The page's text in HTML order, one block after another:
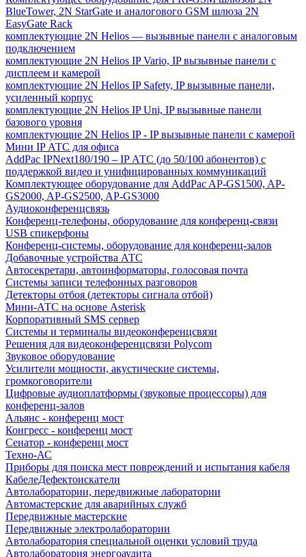
BlueTower, 2N StarGate и аналогового GSM шлюза 2N
EasyGate Rack
комплектующие 2N Helios — вызывные панели с аналоговым
подключением
комплектующие 2N Helios IP Vario, IP вызывные панели с
дисплеем и камерой
комплектующие 2N Helios IP Safety, IP вызывные панели,
усиленный корпус
комплектующие 2N Helios IP Uni, IP вызывные панели
базового уровня
комплектующие 2N Helios IP - IP вызывные панели с камерой
Мини IP АТС для офиса
AddPac IPNext180/190 – IP АТС (до 50/100 абонентов) с
поддержкой видео и унифицированных коммуникаций
Комплектующее оборудование для AddPac AP-GS1500, AP-
GS2000, AP-GS2500, AP-GS3000
Аудиоконференцсвязь
Конференц-телефоны, оборудование для конференц-связи
USB спикерфоны
Конференц-системы, оборудование для конференц-залов
Добавочные устройства АТС
Автосекретари, автоинформаторы, голосовая почта
Системы записи телефонных разговоров
Детекторы отбоя (детекторы сигнала отбой)
Мини-АТС на основе Asterisk
Корпоративный SMS сервер
Системы и терминалы видеоконференцсвязи
Решения для видеоконференцсвязи Polycom
Звуковое оборудование
Усилители мощности, акустические системы,
громкоговорители
Цифровые аудиоплатформы (звуковые процессоры) для
конференц-залов
Альянс - конференц мост
Конгресс - конференц мост
Сенатор - конференц мост
Техно-АС
Приборы для поиска мест повреждений и испытания кабеля
КабелеДефектоискатели
Автолаборатории, передвижные лаборатории
Автомастерские для аварийных служб
Передвижные мастерские
Передвижные электролаборатории
Автолаборатория специальной оценки условий труда
Автолаборатория энергоаудита